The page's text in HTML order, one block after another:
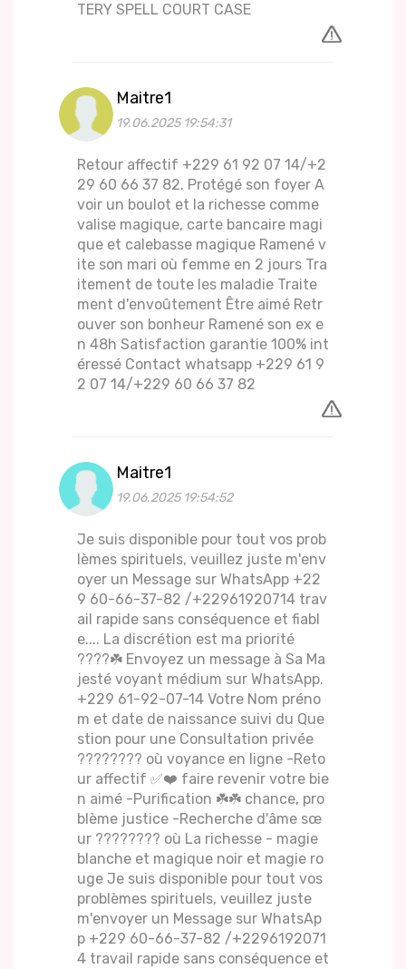
TERY SPELL COURT CASE
Maitre1
19.06.2025 19:54:31
Retour affectif +229 61 92 07 14/+2
29 60 66 37 82. Protégé son foyer A
voir un boulot et la richesse comme
valise magique, carte bancaire magi
que et calebasse magique Ramené v
ite son mari où femme en 2 jours Tra
itement de toute les maladie Traite
ment d'envoûtement Être aimé Retr
ouver son bonheur Ramené son ex e
n 48h Satisfaction garantie 100% int
éressé Contact whatsapp +229 61 9
2 07 14/+229 60 66 37 82
Maitre1
19.06.2025 19:54:52
Je suis disponible pour tout vos prob
lèmes spirituels, veuillez juste m'env
oyer un Message sur WhatsApp +22
9 60-66-37-82 /+22961920714 trav
ail rapide sans conséquence et fiabl
e.... La discrétion est ma priorité
????☘️ Envoyez un message à Sa Ma
jesté voyant médium sur WhatsApp.
+229 61-92-07-14 Votre Nom préno
m et date de naissance suivi du Que
stion pour une Consultation privée
????️???? où voyance en ligne -Reto
ur affectif ✅❤️ faire revenir votre bie
n aimé -Purification ☘️☘️ chance, pro
blème justice -Recherche d'âme sœ
ur ???????? où La richesse - magie
blanche et magique noir et magie ro
uge Je suis disponible pour tout vos
problèmes spirituels, veuillez juste
m'envoyer un Message sur WhatsAp
p +229 60-66-37-82 /+2296192071
4 travail rapide sans conséquence et